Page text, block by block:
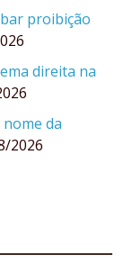
proibição
direita na
da
2026